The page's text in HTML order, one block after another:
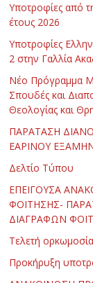
Υποτροφίες από
έτους 2026
Υποτροφίες
2 στην Γαλλία
Νέο Πρόγραμμα
Σπουδές και
Θεολογίας και
ΠΑΡΑΤΑΣΗ
ΕΑΡΙΝΟΥ
Δελτίο Τύπου
ΕΠΕΙΓΟΥΣΑ
ΦΟΙΤΗΣΗΣ-
ΔΙΑΓΡΑΦΩΝ
Τελετή
Προκήρυξη